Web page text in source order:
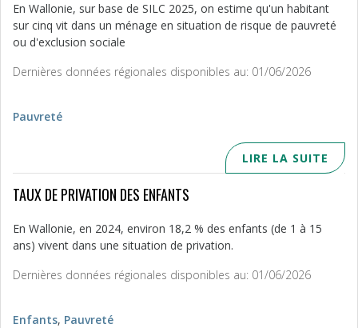
En Wallonie, sur base de SILC 2025, on estime qu'un habitant
sur cinq vit dans un ménage en situation de risque de pauvreté
ou d'exclusion sociale
Dernières données régionales disponibles au: 01/06/2026
Pauvreté
LIRE LA SUITE
TAUX DE PRIVATION DES ENFANTS
En Wallonie, en 2024, environ 18,2 % des enfants (de 1 à 15
ans) vivent dans une situation de privation.
Dernières données régionales disponibles au: 01/06/2026
Enfants, Pauvreté